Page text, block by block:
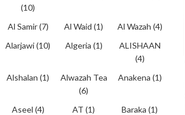
(10)
Al Samir(7) Al Waid(1) Al Wazah (4)
Alarjawi(10) Algeria (1)
ALISHAAN
(4)
Alshalan(1)
Alwazah Tea
(6)
Anakena (1)
Aseel (4) AT(1) Baraka(1)